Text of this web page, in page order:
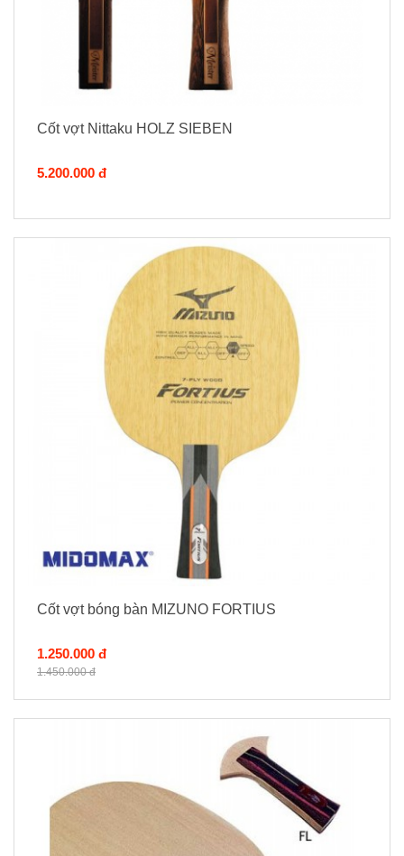
Cốt vợt Nittaku HOLZ SIEBEN
5.200.000 đ
Cốt vợt bóng bàn MIZUNO FORTIUS
1.250.000 đ
1.450.000 đ